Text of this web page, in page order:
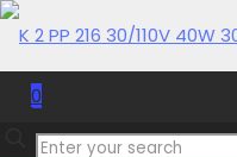
0
0,00 Kč